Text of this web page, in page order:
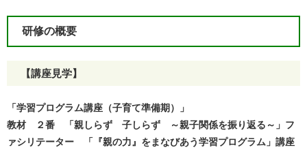
研修の概要
【講座見学】
「学習プログラム講座（子育て準備期）」
教材 ２番 「親しらず 子しらず ～親子関係を振り返る～」 フ
ァシリテーター 「『親の力』をまなびあう学習プログラム」講座